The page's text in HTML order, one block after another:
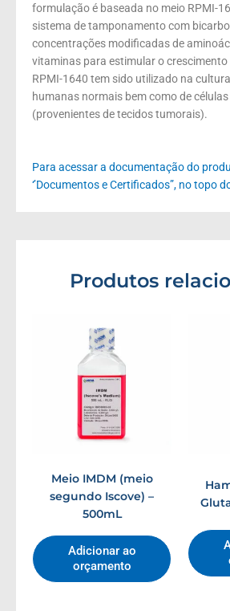
formulação é baseada no meio RPMI-
sistema de tamponamento com
concentrações modificadas de
vitaminas para estimular o crescimento
RPMI-1640 tem sido utilizado na
humanas normais bem como de
(provenientes de tecidos tumorais).
Para acessar a documentação do
‘’Documentos e Certificados”, no topo
Produtos
Meio IMDM (meio
segundo Iscove) –
500mL
Adicionar ao
orçamento